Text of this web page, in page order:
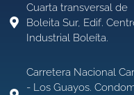
Cuarta transversal de
Boleita Sur, Edif.
Industrial Boleíta.
Carretera Nacional
- Los Guayos.